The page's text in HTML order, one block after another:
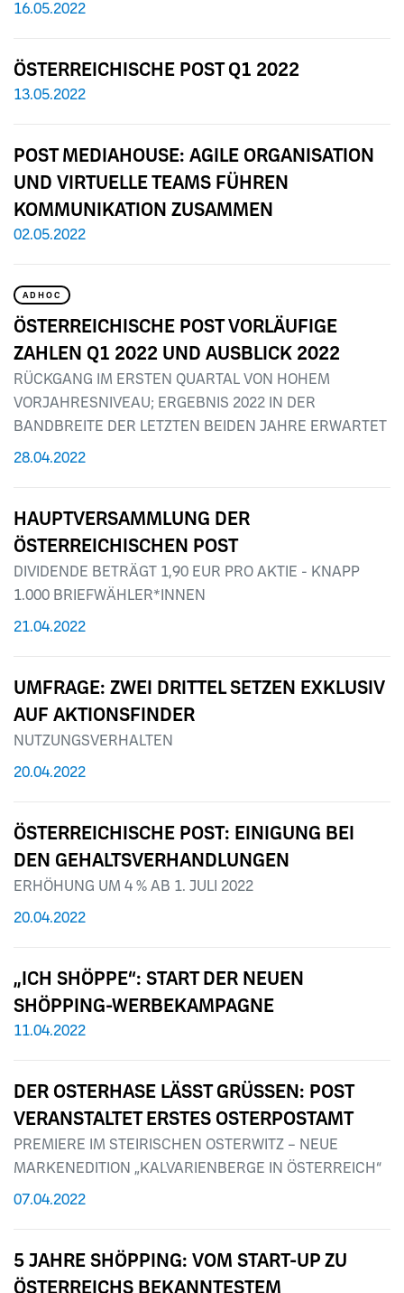
16.05.2022
ÖSTERREICHISCHE POST Q1 2022
13.05.2022
POST MEDIAHOUSE: AGILE ORGANISATION
UND VIRTUELLE TEAMS FÜHREN
KOMMUNIKATION ZUSAMMEN
02.05.2022
ADHOC
ÖSTERREICHISCHE POST VORLÄUFIGE
ZAHLEN Q1 2022 UND AUSBLICK 2022
RÜCKGANG IM ERSTEN QUARTAL VON HOHEM
VORJAHRESNIVEAU; ERGEBNIS 2022 IN DER
BANDBREITE DER LETZTEN BEIDEN JAHRE ERWARTET
28.04.2022
HAUPTVERSAMMLUNG DER
ÖSTERREICHISCHEN POST
DIVIDENDE BETRÄGT 1,90 EUR PRO AKTIE - KNAPP
1.000 BRIEFWÄHLER*INNEN
21.04.2022
UMFRAGE: ZWEI DRITTEL SETZEN EXKLUSIV
AUF AKTIONSFINDER
NUTZUNGSVERHALTEN
20.04.2022
ÖSTERREICHISCHE POST: EINIGUNG BEI
DEN GEHALTSVERHANDLUNGEN
ERHÖHUNG UM 4 % AB 1. JULI 2022
20.04.2022
„ICH SHÖPPE“: START DER NEUEN
SHÖPPING-WERBEKAMPAGNE
11.04.2022
DER OSTERHASE LÄSST GRÜSSEN: POST
VERANSTALTET ERSTES OSTERPOSTAMT
PREMIERE IM STEIRISCHEN OSTERWITZ – NEUE
MARKENEDITION „KALVARIENBERGE IN ÖSTERREICH“
07.04.2022
5 JAHRE SHÖPPING: VOM START-UP ZU
ÖSTERREICHS BEKANNTESTEM